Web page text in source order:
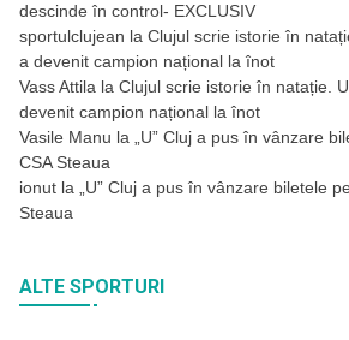
descinde în control- EXCLUSIV
sportulclujean la Clujul scrie istorie în
a devenit campion național la înot
Vass Attila la Clujul scrie istorie în natație.
devenit campion național la înot
Vasile Manu la
„U” Cluj a pus în vânzare
CSA Steaua
ionut la
„U” Cluj a pus în vânzare biletele
Steaua
ALTE SPORTURI